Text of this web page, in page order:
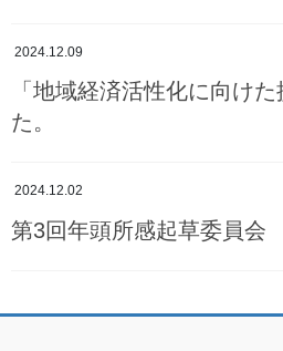
2024.12.09
「地域経済活性化に向け
た。
2024.12.02
第3回年頭所感起草委員会